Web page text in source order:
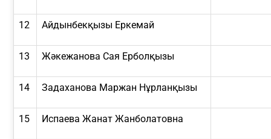
12 Айдынбекқызы Еркемай
13 Жәкежанова Сая Ерболқызы
14 Задаханова Маржан Нұрланқызы
15 Испаева Жанат Жанболатовна